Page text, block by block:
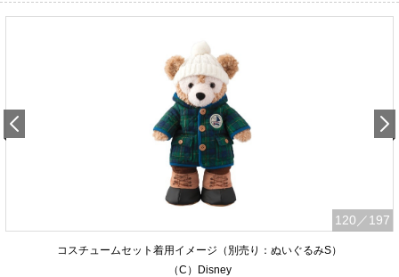
120 ／197
コスチュームセット着用イメージ（別売り：ぬいぐるみS）
（C）Disney